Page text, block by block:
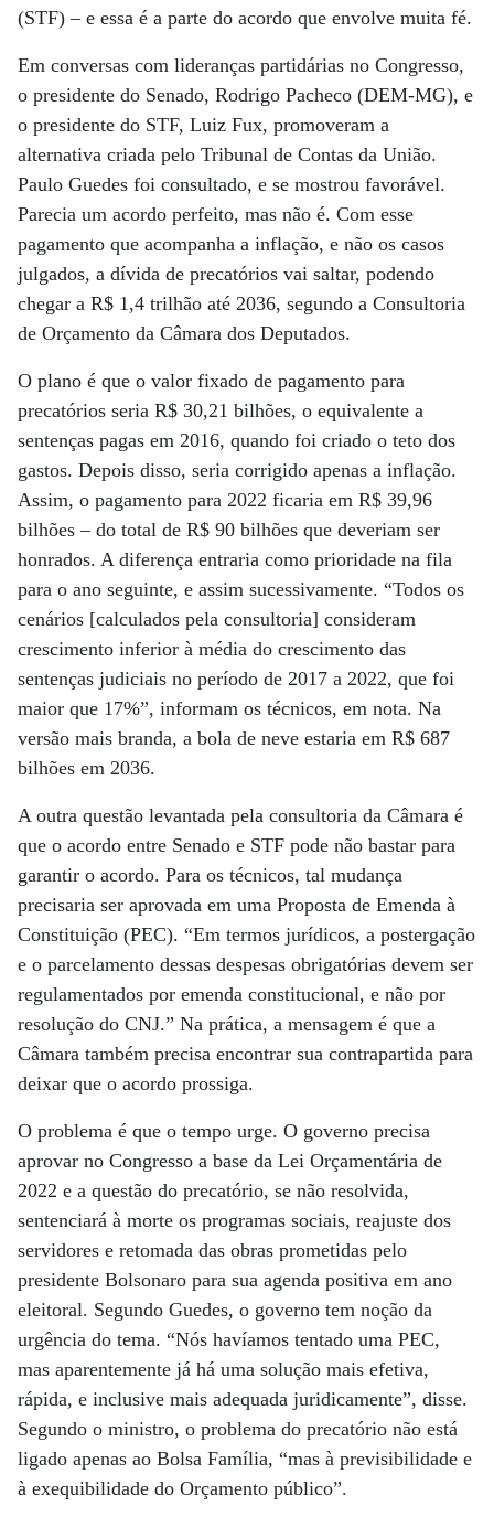
(STF) – e essa é a parte do acordo que envolve muita fé.
Em conversas com lideranças partidárias no Congresso,
o presidente do Senado, Rodrigo Pacheco (DEM-MG), e
o presidente do STF, Luiz Fux, promoveram a
alternativa criada pelo Tribunal de Contas da União.
Paulo Guedes foi consultado, e se mostrou favorável.
Parecia um acordo perfeito, mas não é. Com esse
pagamento que acompanha a inflação, e não os casos
julgados, a dívida de precatórios vai saltar, podendo
chegar a R$ 1,4 trilhão até 2036, segundo a Consultoria
de Orçamento da Câmara dos Deputados.
O plano é que o valor fixado de pagamento para
precatórios seria R$ 30,21 bilhões, o equivalente a
sentenças pagas em 2016, quando foi criado o teto dos
gastos. Depois disso, seria corrigido apenas a inflação.
Assim, o pagamento para 2022 ficaria em R$ 39,96
bilhões – do total de R$ 90 bilhões que deveriam ser
honrados. A diferença entraria como prioridade na fila
para o ano seguinte, e assim sucessivamente. “Todos os
cenários [calculados pela consultoria] consideram
crescimento inferior à média do crescimento das
sentenças judiciais no período de 2017 a 2022, que foi
maior que 17%”, informam os técnicos, em nota. Na
versão mais branda, a bola de neve estaria em R$ 687
bilhões em 2036.
A outra questão levantada pela consultoria da Câmara é
que o acordo entre Senado e STF pode não bastar para
garantir o acordo. Para os técnicos, tal mudança
precisaria ser aprovada em uma Proposta de Emenda à
Constituição (PEC). “Em termos jurídicos, a postergação
e o parcelamento dessas despesas obrigatórias devem ser
regulamentados por emenda constitucional, e não por
resolução do CNJ.” Na prática, a mensagem é que a
Câmara também precisa encontrar sua contrapartida para
deixar que o acordo prossiga.
O problema é que o tempo urge. O governo precisa
aprovar no Congresso a base da Lei Orçamentária de
2022 e a questão do precatório, se não resolvida,
sentenciará à morte os programas sociais, reajuste dos
servidores e retomada das obras prometidas pelo
presidente Bolsonaro para sua agenda positiva em ano
eleitoral. Segundo Guedes, o governo tem noção da
urgência do tema. “Nós havíamos tentado uma PEC,
mas aparentemente já há uma solução mais efetiva,
rápida, e inclusive mais adequada juridicamente”, disse.
Segundo o ministro, o problema do precatório não está
ligado apenas ao Bolsa Família, “mas à previsibilidade e
à exequibilidade do Orçamento público”.